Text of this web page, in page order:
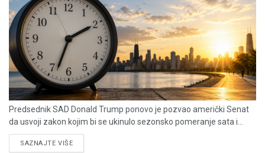
Predsednik SAD Donald Trump ponovo je pozvao američki Senat
da usvoji zakon kojim bi se ukinulo sezonsko pomeranje sata i...
SAZNAJTE VIŠEDETAILS